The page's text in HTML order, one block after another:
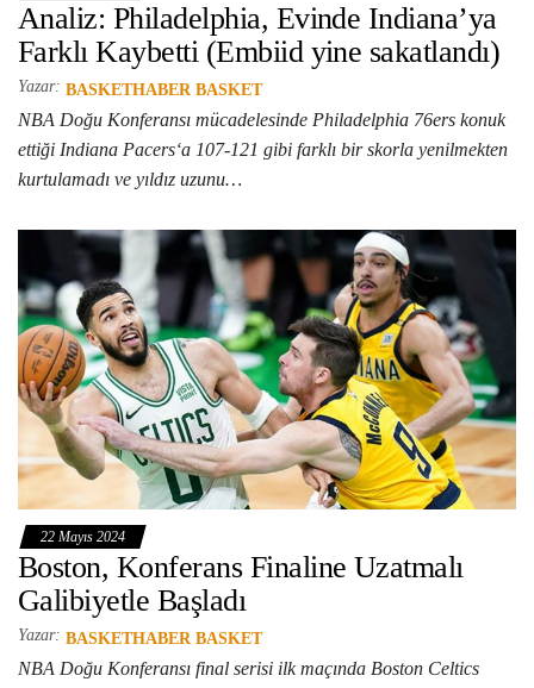
Analiz: Philadelphia, Evinde Indiana’ya
Farklı Kaybetti (Embiid yine sakatlandı)
Yazar: BASKETHABER BASKET
NBA Doğu Konferansı mücadelesinde Philadelphia 76ers konuk
ettiği Indiana Pacers‘a 107-121 gibi farklı bir skorla yenilmekten
kurtulamadı ve yıldız uzunu…
22 Mayıs 2024
Boston, Konferans Finaline Uzatmalı
Galibiyetle Başladı
Yazar: BASKETHABER BASKET
NBA Doğu Konferansı final serisi ilk maçında Boston Celtics